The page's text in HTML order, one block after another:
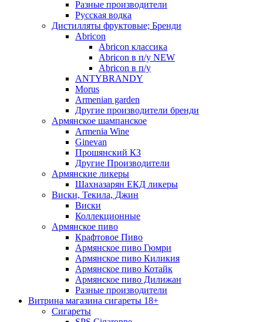
Разные производители
Русская водка
Дистилляты фруктовые; Бренди
Abricon
Abricon классика
Abricon в п/у NEW
Abricon в п/у
ANTYBRANDY
Morus
Armenian garden
Другие производители бренди
Армянское шампанское
Armenia Wine
Ginevan
Прошянский КЗ
Другие Производители
Армянские ликеры
Шахназарян ЕКД ликеры
Виски, Текила, Джин
Виски
Коллекционные
Армянское пиво
Крафтовое Пиво
Армянское пиво Гюмри
Армянское пиво Киликия
Армянское пиво Котайк
Армянское пиво Дилижан
Разные производители
Витрина магазина сигареты 18+
Cигареты